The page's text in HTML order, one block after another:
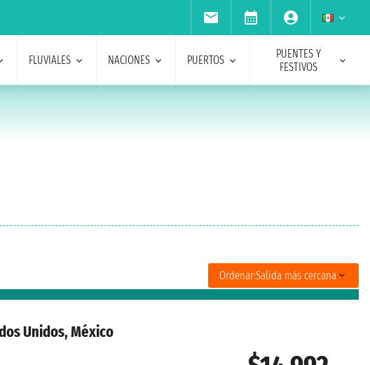
FLUVIALES NACIONES PUERTOS
PUENTES Y
FESTIVOS
Ordenar:Salida más cercana
Unidos, México